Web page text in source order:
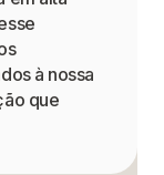
à nossa
que